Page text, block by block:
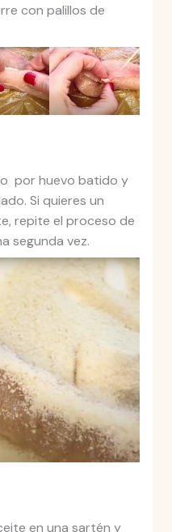
con palillos de
por huevo batido y
Si quieres un
repite el proceso de
segunda vez.
en una sartén y